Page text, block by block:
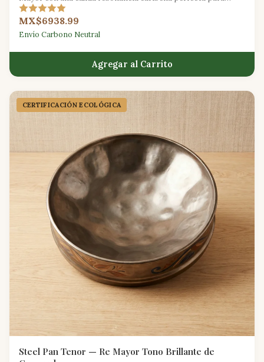
ritmos de calypso y soca.
MX$6938.99
Envío Carbono Neutral
Agregar al Carrito
CERTIFICACIÓN ECOLÓGICA
Steel Pan Tenor — Re Mayor Tono Brillante de